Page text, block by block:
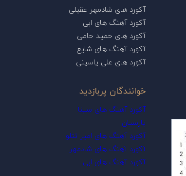
آکورد های شادمهر عقیلی
آکورد آهنگ های ابی
آکورد های حمید حامی
آکورد آهنگ های شایع
آکورد های علی یاسینی
خوانندگان پربازدید
آکورد آهنگ های سینا
پارسیان
آکورد آهنگ های امیر تتلو
آکورد آهنگ های شادمهر
آکورد آهنگ های ابی